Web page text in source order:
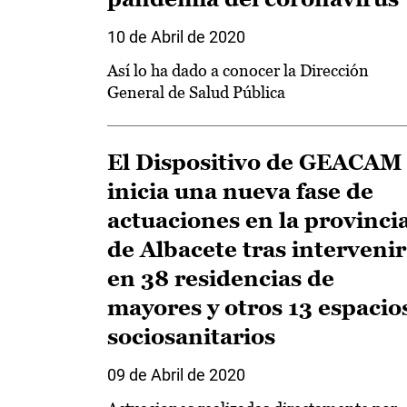
10 de Abril de 2020
Así lo ha dado a conocer la Dirección
General de Salud Pública
El Dispositivo de GEACAM
inicia una nueva fase de
actuaciones en la
de Albacete tras intervenir
en 38 residencias de
mayores y otros 13
sociosanitarios
09 de Abril de 2020